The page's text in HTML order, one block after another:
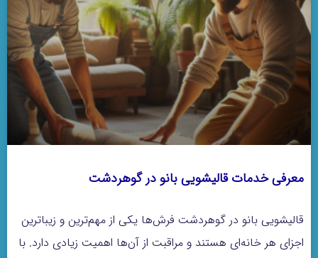
معرفی خدمات قالیشویی بانو در گوهردشت
قالیشویی بانو در گوهردشت فرش‌ها یکی از مهم‌ترین و زیباترین
اجزای هر خانه‌ای هستند و مراقبت از آن‌ها اهمیت زیادی دارد. با